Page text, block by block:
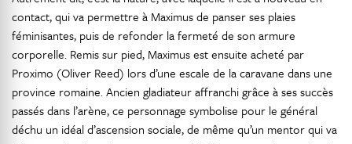
contact, qui va permettre à Maximus de panser ses plaies
féminisantes, puis de refonder la fermeté de son armure
corporelle. Remis sur pied, Maximus est ensuite acheté par
Proximo (Oliver Reed) lors d’une escale de la caravane dans une
province romaine. Ancien gladiateur affranchi grâce à ses succès
passés dans l’arène, ce personnage symbolise pour le général
déchu un idéal d’ascension sociale, de même qu’un mentor qui va